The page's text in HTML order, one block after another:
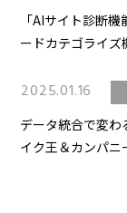
「AIサイト診断
ードカテゴライズ
2025.01.16
データ統合で変わ
イク王＆カンパニ